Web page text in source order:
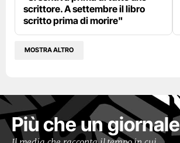
scrittore. A settembre il libro
scritto prima di morire"
MOSTRA ALTRO
Più che un giornale